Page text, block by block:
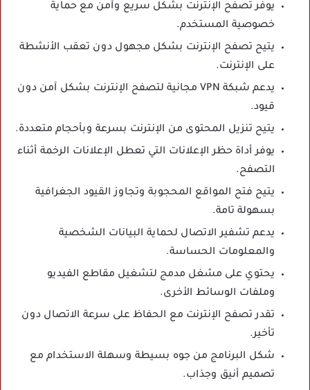
يوفر تصفح الإنترنت بشكل سريع وآمن مع حماية
خصوصية المستخدم.
يتيح تصفح الإنترنت بشكل مجهول دون تعقب الأنشطة
على الإنترنت.
يدعم شبكة VPN مجانية لتصفح الإنترنت بشكل آمن دون
قيود.
يتيح تنزيل المحتوى من الإنترنت بسرعة وبأحجام متعددة.
يوفر أداة حظر الإعلانات التي تعطل الإعلانات الرخمة أثناء
التصفح.
يتيح فتح المواقع المحجوبة وتجاوز القيود الجغرافية
بسهولة تامة.
يدعم تشفير الاتصال لحماية البيانات الشخصية
والمعلومات الحساسة.
يحتوي على مشغل مدمج لتشغيل مقاطع الفيديو
وملفات الوسائط الأخرى.
تقدر تصفح الإنترنت مع الحفاظ على سرعة الاتصال دون
تأخير.
شكل البرنامج من جوه بسيطة وسهلة الاستخدام مع
تصميم أنيق وجذاب.